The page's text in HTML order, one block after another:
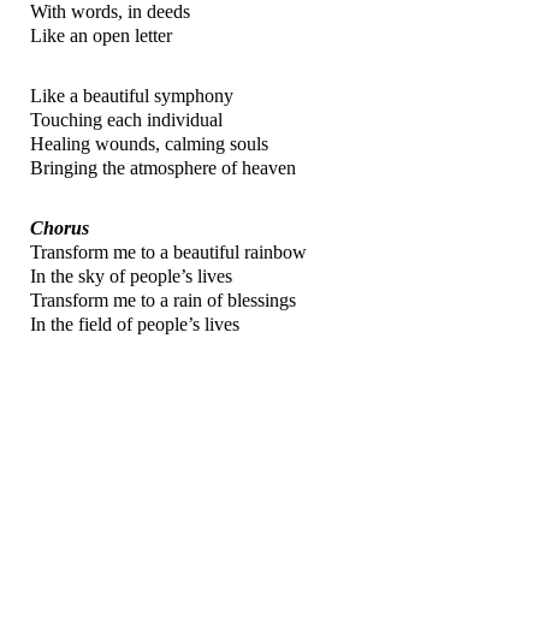
With words, in deeds
Like an open letter
Like a beautiful symphony
Touching each individual
Healing wounds, calming souls
Bringing the atmosphere of heaven
Chorus
Transform me to a beautiful rainbow
In the sky of people’s lives
Transform me to a rain of blessings
In the field of people’s lives